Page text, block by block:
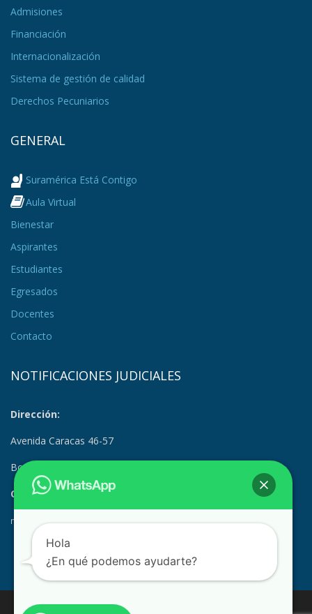
Admisiones
Financiación
Internacionalización
Sistema de gestión de calidad
Derechos Pecuniarios
GENERAL
Suramérica Está Contigo
Aula Virtual
Bienestar
Aspirantes
Estudiantes
Egresados
Docentes
Contacto
NOTIFICACIONES JUDICIALES
Dirección:
Avenida Caracas 46-57
Bogotá, Colombia
Correo Electrónico:
notificacionesjudiciales@suramerica.edu.co
Hola
¿En qué podemos ayudarte?